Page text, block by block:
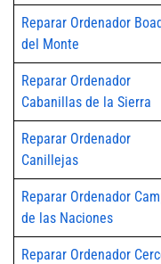
Reparar Ordenador
del Monte
Reparar Ordenador
Cabanillas de la Sierra
Reparar Ordenador
Canillejas
Reparar Ordenador
de las Naciones
Reparar Ordenador